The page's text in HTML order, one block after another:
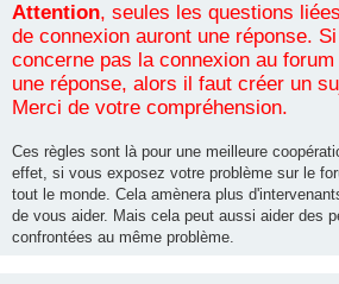
Attention, seules les questions
de connexion auront une réponse.
concerne pas la connexion au
une réponse, alors il faut créer un
Merci de votre compréhension.
Ces règles sont là pour une meilleure
effet, si vous exposez votre problème sur le
tout le monde. Cela amènera plus
de vous aider. Mais cela peut aussi aider des
confrontées au même problème.